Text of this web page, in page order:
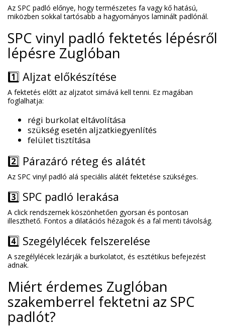
Az SPC padló előnye, hogy természetes fa vagy kő hatású,
miközben sokkal tartósabb a hagyományos laminált padlónál.
SPC vinyl padló fektetés lépésről
lépésre Zuglóban
1️⃣ Aljzat előkészítése
A fektetés előtt az aljzatot simává kell tenni. Ez magában
foglalhatja:
régi burkolat eltávolítása
szükség esetén aljzatkiegyenlítés
felület tisztítása
2️⃣ Párazáró réteg és alátét
Az SPC vinyl padló alá speciális alátét fektetése szükséges.
3️⃣ SPC padló lerakása
A click rendszernek köszönhetően gyorsan és pontosan
illeszthető. Fontos a dilatációs hézagok és a fal menti távolság.
4️⃣ Szegélylécek felszerelése
A szegélylécek lezárják a burkolatot, és esztétikus befejezést
adnak.
Miért érdemes Zuglóban
szakemberrel fektetni az SPC
padlót?